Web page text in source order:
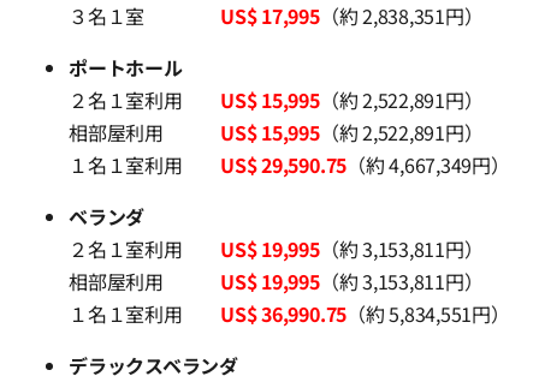
３名１室 US$ 17,995（約 2,838,351円）
ポートホール
２名１室利用 US$ 15,995（約 2,522,891円）
相部屋利用 US$ 15,995（約 2,522,891円）
１名１室利用 US$ 29,590.75 （約 4,667,349円）
ベランダ
２名１室利用 US$ 19,995（約 3,153,811円）
相部屋利用 US$ 19,995（約 3,153,811円）
１名１室利用 US$ 36,990.75 （約 5,834,551円）
デラックスベランダ